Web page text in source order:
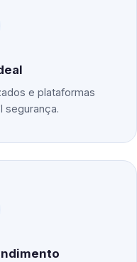
e plataformas
segurança.